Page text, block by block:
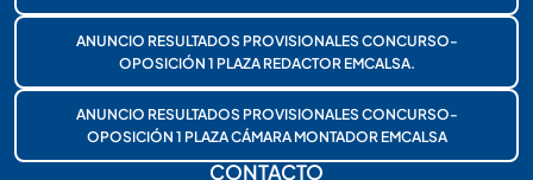
ANUNCIO RESULTADOS PROVISIONALES CONCURSO-
OPOSICIÓN 1 PLAZA REDACTOR EMCALSA.
ANUNCIO RESULTADOS PROVISIONALES CONCURSO-
OPOSICIÓN 1 PLAZA CÁMARA MONTADOR EMCALSA
CONTACTO